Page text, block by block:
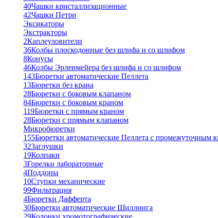
40Чашки кристаллизационные
42Чашки Петри
Эксикаторы
Экстракторы
2Каплеуловители
36Колбы плоскодонные без шлифа и со шлифом
8Конусы
46Колбы Эрленмейера без шлифа и со шлифом
143Бюретки автоматические Пеллета
13Бюретки без крана
28Бюретки с боковым клапаном
84Бюретки с боковым краном
119Бюретки с прямым краном
28Бюретки с прямым клапаном
Микробюретки
155Бюретки автоматические Пеллета с промежуточным
32Заглушки
19Колпаки
3Горелки лабораторные
4Поддоны
10Ступки механические
99Фильтрация
4Бюретки Дафферта
30Бюретки автоматические Шиллинга
29Колонки хромотографические